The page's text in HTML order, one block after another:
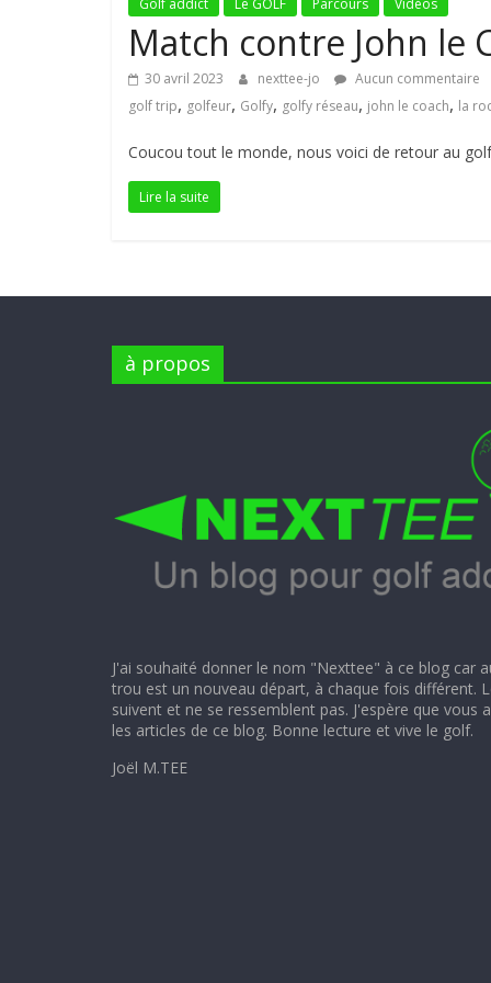
Golf addict Le GOLF Parcours Vidéos
Match contre John le
30 avril 2023 nexttee-jo Aucun commentaire
golf trip, golfeur, Golfy, golfy réseau, john le coach, la
Coucou tout le monde, nous voici de retour au
Lire la suite
à propos
J'ai souhaité donner le nom "Nexttee" à ce blog car
trou est un nouveau départ, à chaque fois différent.
suivent et ne se ressemblent pas. J'espère que vous
les articles de ce blog. Bonne lecture et vive le golf.
Joël M.TEE